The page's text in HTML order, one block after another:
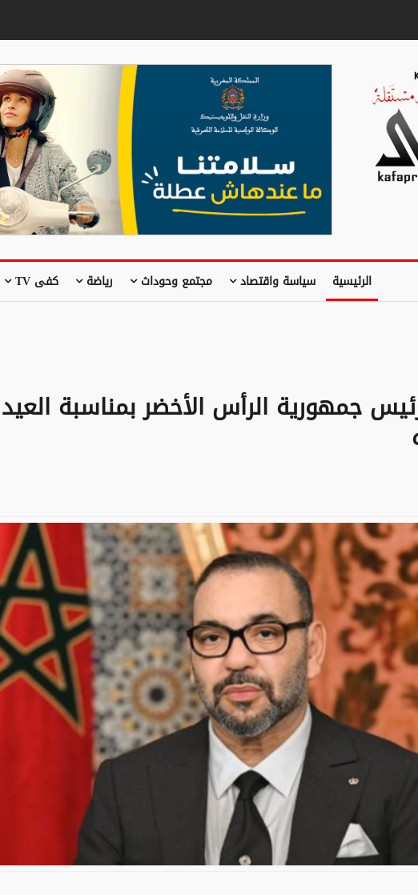
الرئيسية سياسة واقتصاد مجتمع وحوداث رياضة كفى TV
جمهورية الرأس الأخضر بمناسبة العيد